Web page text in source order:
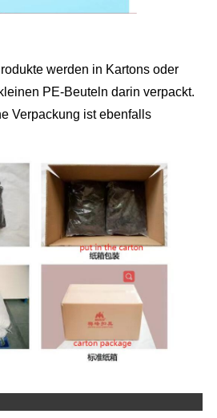
werden in Kartons oder
PE-Beuteln darin verpackt.
Verpackung ist ebenfalls